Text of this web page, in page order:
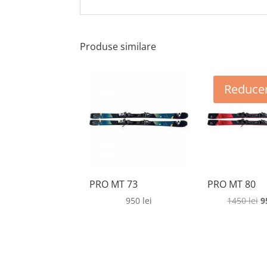
Produse similare
PRO MT 73
950 lei
PRO MT 80
1450lei